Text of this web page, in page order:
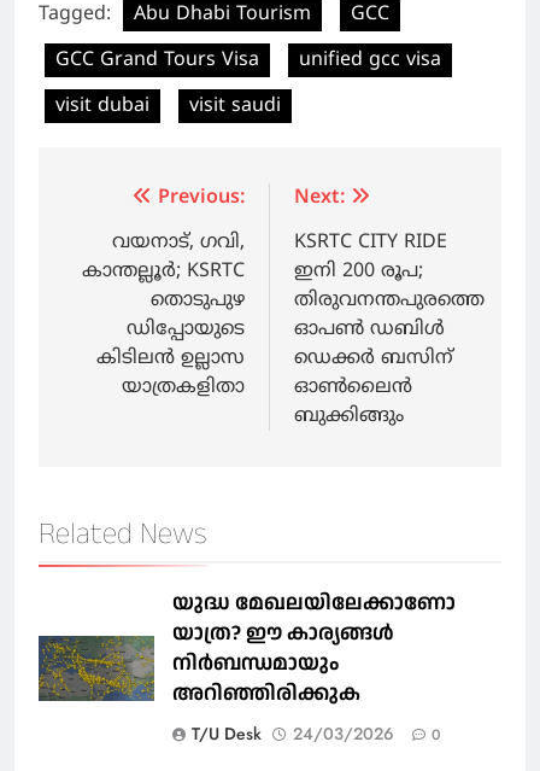
Tagged: Abu Dhabi Tourism
GCC
GCC Grand Tours Visa
unified gcc visa
visit dubai
visit saudi
navigation
Previous:
വയനാട്, ഗവി,
കാന്തല്ലൂർ; KSRTC
തൊടുപുഴ
ഡിപ്പോയുടെ
കിടിലൻ ഉല്ലാസ
യാത്രകളിതാ
Next:
KSRTC CITY RIDE
ഇനി 200 രൂപ;
തിരുവനന്തപുരത്തെ
ഓപൺ ഡബിൾ
ഡെക്കർ ബസിന്
ഓൺലൈൻ
ബുക്കിങ്ങും
Related News
യുദ്ധ മേഖലയിലേക്കാണോ
യാത്ര? ഈ കാര്യങ്ങള്‍
നിര്‍ബന്ധമായും
അറിഞ്ഞിരിക്കുക
T/U Desk 24/03/2026 0